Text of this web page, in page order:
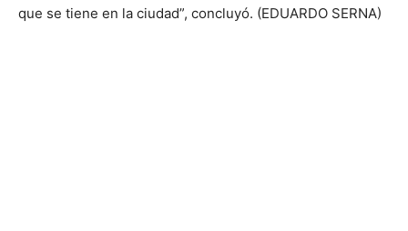
que se tiene en la ciudad”, concluyó. (EDUARDO SERNA)